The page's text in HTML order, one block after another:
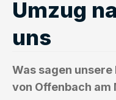
Umzug
uns
Was sagen
von Offenbach am